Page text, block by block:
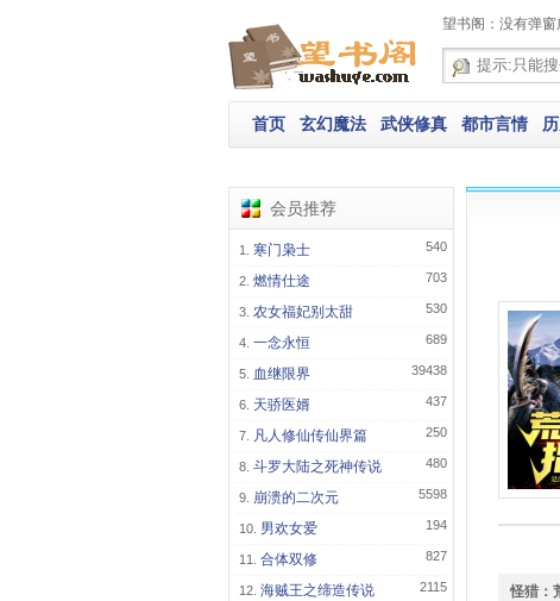
望书阁：没有弹
首页 玄幻魔法 武侠修真 都市言情
会员推荐
540
寒门枭士
703
燃情仕途
530
农女福妃别太甜
689
一念永恒
39438
血继限界
437
天骄医婿
250
凡人修仙传仙界篇
480
斗罗大陆之死神传说
5598
崩溃的二次元
194
男欢女爱
827
合体双修
2115
海贼王之缔造传说 怪猎：